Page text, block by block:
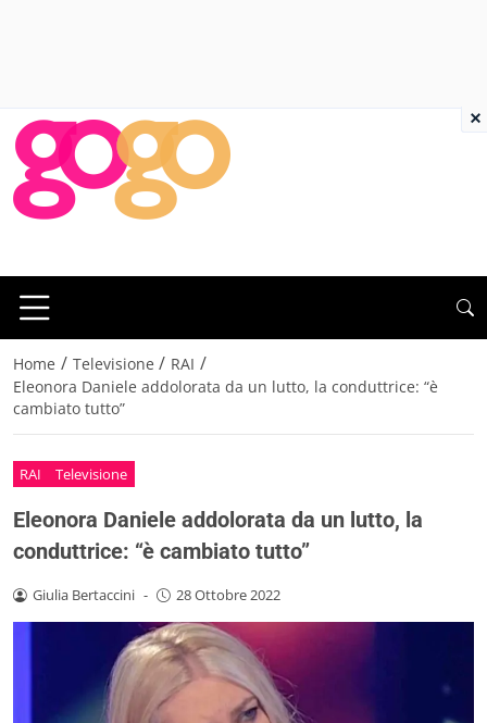
Home / Televisione / RAI /
Eleonora Daniele addolorata da un lutto, la conduttrice: “è
cambiato tutto”
RAI Televisione
Eleonora Daniele addolorata da un lutto, la
conduttrice: “è cambiato tutto”
Giulia Bertaccini - 28 Ottobre 2022
×